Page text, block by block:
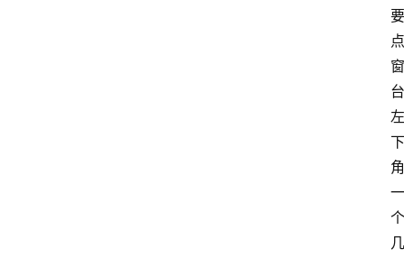
要
点
窗
台
左
下
角
一
个
几